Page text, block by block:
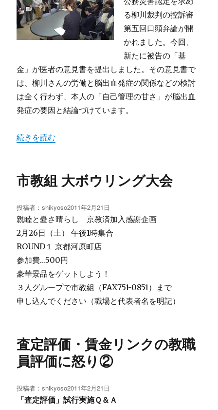
る柳川裁判の控訴審
第五回口頭弁論が開
かれました。今回、
新たに被告の「基
金」が医者の意見書を提出しました。その意見書で
は、柳川さんの労働と脳出血発症の関係などの検討
は全く行わず、本人の「自己管理の甘さ」が脳出血
発症の要因と結論づけています。
“脳出血の発症は「自己責任」” の
続きを読む
市教組 大ボウリング大会
投稿者：shikyoso投
稿
日:
2011年2月21日
親睦と憂さ晴らし 京教済加入感謝企画
2月26日（土） 午後1時集合
ROUND１ 京都河原町店
参加費…500円
豪華景品をゲットしよう！
３人グループで市教組（FAX751-0851）まで
申し込んでください（職場と代表者名を明記）
査定評価・賃金リンクの教職
員評価に怒り②
投稿者：shikyoso投
稿
2011年2月21日
「査定評価」試行実施Ｑ＆Ａ